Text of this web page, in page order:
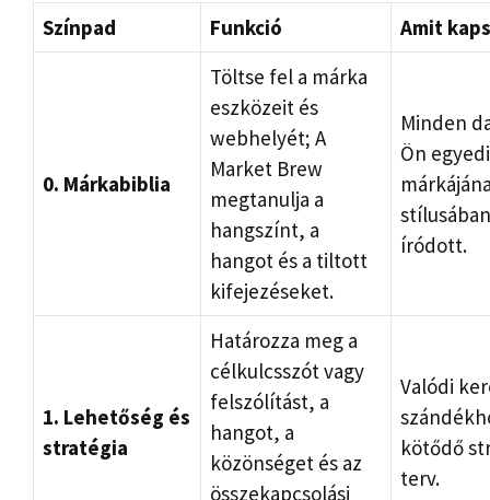
Színpad Funkció Amit
0. Márkabiblia
Töltse fel a márka
eszközeit és
webhelyét; A
Market Brew
megtanulja a
hangszínt, a
hangot és a tiltott
kifejezéseket.
Minden
Ön egyedi
stílusában
íródott.
1. Lehetőség és
stratégia
Határozza meg a
célkulcsszót vagy
felszólítást, a
hangot, a
közönséget és az
összekapcsolási
Valódi
kötődő
terv.